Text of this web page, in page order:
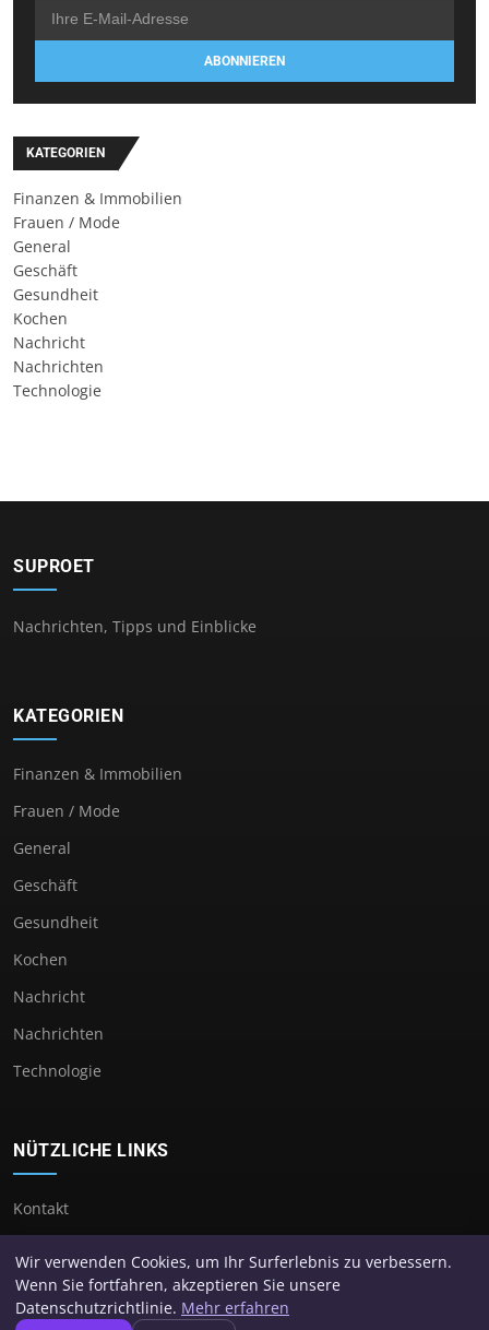
ABONNIEREN
KATEGORIEN
Finanzen & Immobilien
Frauen / Mode
General
Geschäft
Gesundheit
Kochen
Nachricht
Nachrichten
Technologie
SUPROET
Nachrichten, Tipps und Einblicke
KATEGORIEN
Finanzen & Immobilien
Frauen / Mode
General
Geschäft
Gesundheit
Kochen
Nachricht
Nachrichten
Technologie
NÜTZLICHE LINKS
Kontakt
© 2026 Suproet. Alle Rechte vorbehalten.
Wir verwenden Cookies, um Ihr Surferlebnis zu verbessern.
Wenn Sie fortfahren, akzeptieren Sie unsere
Datenschutzrichtlinie. Mehr erfahren